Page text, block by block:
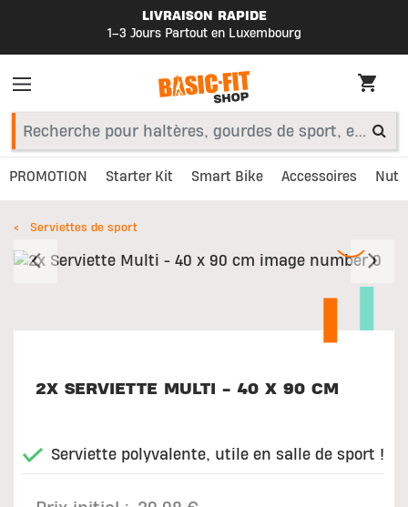
LIVRAISON RAPIDE
1–3 Jours Partout en Luxembourg
PROMOTION Starter Kit Smart Bike Accessoires
Serviettes de sport
Précédent
2X SERVIETTE MULTI - 40 X 90 CM
Serviette polyvalente, utile en salle de sport !